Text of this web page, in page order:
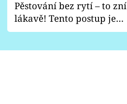
Pěstování bez rytí – to zní
lákavě! Tento postup je
vhodný jen pro některé